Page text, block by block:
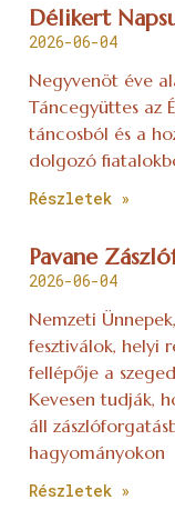
Délikert
2026-06-04
Negyvenöt éve
Táncegyüttes az
táncosból és a
dolgozó
Részletek »
Pavane
2026-06-04
Nemzeti
fesztiválok, helyi
fellépője a
Kevesen tudják,
áll
hagyományokon
Részletek »